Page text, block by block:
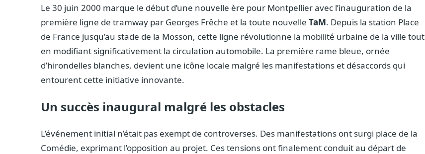
Le 30 juin 2000 marque le début d’une nouvelle ère pour Montpellier avec l’inauguration de la
première ligne de tramway par Georges Frêche et la toute nouvelle TaM. Depuis la station Place
de France jusqu’au stade de la Mosson, cette ligne révolutionne la mobilité urbaine de la ville tout
en modifiant significativement la circulation automobile. La première rame bleue, ornée
d’hirondelles blanches, devient une icône locale malgré les manifestations et désaccords qui
entourent cette initiative innovante.
Un succès inaugural malgré les obstacles
L’événement initial n’était pas exempt de controverses. Des manifestations ont surgi place de la
Comédie, exprimant l’opposition au projet. Ces tensions ont finalement conduit au départ de